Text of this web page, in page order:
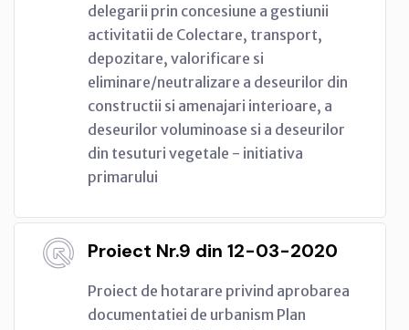
delegarii prin concesiune a gestiunii
activitatii de Colectare, transport,
depozitare, valorificare si
eliminare/neutralizare a deseurilor din
constructii si amenajari interioare, a
deseurilor voluminoase si a deseurilor
din tesuturi vegetale - initiativa
primarului
Proiect Nr.9 din 12-03-2020
Proiect de hotarare privind aprobarea
documentatiei de urbanism Plan